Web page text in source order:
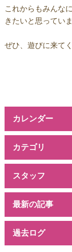
これからもみんな
きたいと思っていま
ぜひ、遊びに来
カレンダー
カテゴリ
スタッフ
最新の記事
過去ログ